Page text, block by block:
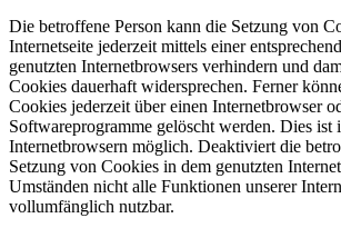
Die betroffene Person kann die Setzung von
Internetseite jederzeit mittels einer
genutzten Internetbrowsers verhindern und
Cookies dauerhaft widersprechen. Ferner
Cookies jederzeit über einen Internetbrowser
Softwareprogramme gelöscht werden. Dies ist
Internetbrowsern möglich. Deaktiviert die
Setzung von Cookies in dem genutzten
Umständen nicht alle Funktionen unserer
vollumfänglich nutzbar.